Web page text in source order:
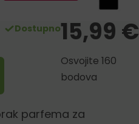
Dostupno15,99 €
Osvojite 160
bodova
parfema za